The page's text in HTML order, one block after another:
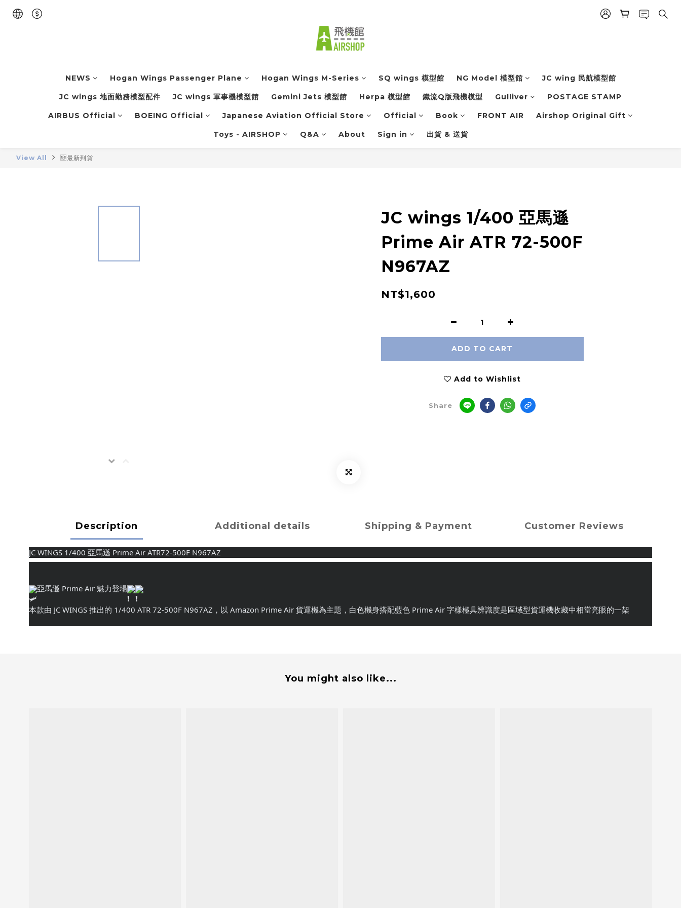
NEWS Hogan Wings Passenger Plane Hogan Wings M-Series SQ wings 模型館 NG Model 模型館 JC wing 民航模型館
JC wings 地面勤務模型配件 JC wings 軍事機模型館 Gemini Jets 模型館 Herpa 模型館 鐵流Q版飛機模型 Gulliver POSTAGE STAMP
AIRBUS Official BOEING Official Japanese Aviation Official Store Official Book FRONT AIR Airshop Original Gift
Toys - AIRSHOP Q&A About Sign in 出貨 & 送貨
View All 🆕最新到貨
JC wings 1/400 亞馬遜
Prime Air ATR 72-500F
N967AZ
NT$1,600
ADD TO CART
Add to Wishlist
Share
Description Additional details Shipping & Payment Customer Reviews
JC WINGS 1/400 亞馬遜 Prime Air ATR72-500F N967AZ
亞馬遜 Prime Air 魅力登場
本款由 JC WINGS 推出的 1/400 ATR 72-500F N967AZ，以 Amazon Prime Air 貨運機為主題，白色機身搭配藍色 Prime Air 字樣極具辨識度是區域型貨運機收藏中相當亮眼的一架
You might also like...